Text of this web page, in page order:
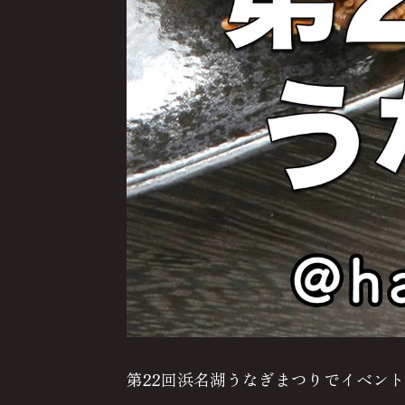
第22回浜名湖うなぎまつりでイベン